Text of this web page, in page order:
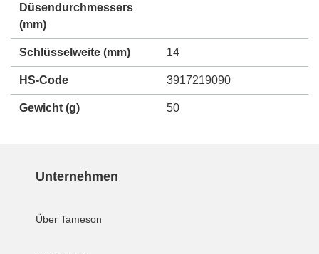
Düsendurchmessers
(mm)
Schlüsselweite (mm) 14
HS-Code 3917219090
Gewicht (g) 50
Unternehmen
Über Tameson